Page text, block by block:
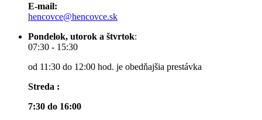
E-mail:
hencovce@hencovce.sk
Pondelok, utorok a štvrtok:
07:30 - 15:30
od 11:30 do 12:00 hod. je obedňajšia prestávka
Streda :
7:30 do 16:00